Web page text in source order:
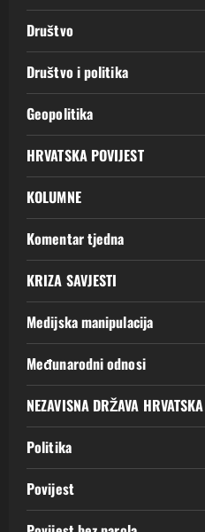
Društvo
Društvo i politika
Geopolitika
HRVATSKA POVIJEST
KOLUMNE
Komentar tjedna
KRIZA SAVJESTI
Medijska manipulacija
Međunarodni odnosi
NEZAVISNA DRŽAVA HRVATSKA
Politika
Povijest